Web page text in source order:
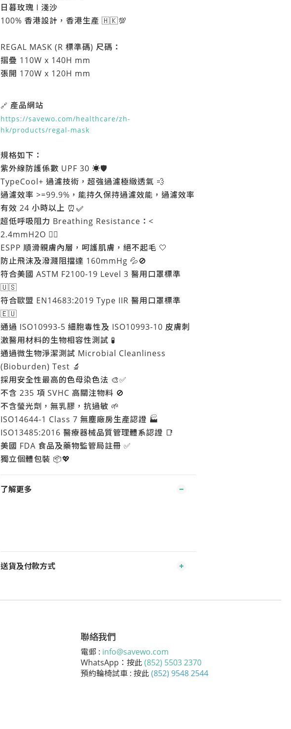
日暮玫瑰 I 淺沙
100% 香港設計，香港生產 🇭🇰💯
REGAL MASK (R 標準碼) 尺碼：
摺疊 110W x 140H mm
張開 170W x 120H mm
🔗 產品網站
https://savewo.com/healthcare/zh-
hk/products/regal-mask
規格如下：
紫外線防護係數 UPF 30 ☀️🛡️
TypeCool+ 過濾技術，超強過濾極緻透氣 💨
過濾效率 >=99.9%，能持久保持過濾效能，過濾效率
有效 24 小時以上 ⏰✅
超低呼吸阻力 Breathing Resistance：<
2.4mmH2O 😮‍💨
ESPP 順滑親膚內層，呵護肌膚，絕不起毛 🤍
防止飛沫及潑濺阻擋達 160mmHg 💦🚫
符合美國 ASTM F2100-19 Level 3 醫用口罩標準
🇺🇸
符合歐盟 EN14683:2019 Type IIR 醫用口罩標準
🇪🇺
通過 ISO10993-5 細胞毒性及 ISO10993-10 皮膚刺
激醫用材料的生物相容性測試 🧪
通過微生物淨潔測試 Microbial Cleanliness
(Bioburden) Test 🔬
採用安全性最高的色母染色法 🎨✅
不含 235 項 SVHC 高關注物料 🚫
不含螢光劑，無乳膠，抗過敏 🌱
ISO14644-1 Class 7 無塵廠房生產認證 🏭
ISO13485:2016 醫療器械品質管理體系認證 📑
美國 FDA 食品及藥物監管局註冊 ✅
獨立個體包裝 📦💖
了解更多
送貨及付款方式
聯絡我們
電郵 : info@savewo.com
WhatsApp：按此 (852) 5503 2370
預約輪椅試車 : 按此 (852) 9548 2544